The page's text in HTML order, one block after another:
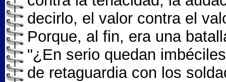
decirlo, el valor contra el
Porque, al fin, era una
"¿En serio quedan
de retaguardia con los